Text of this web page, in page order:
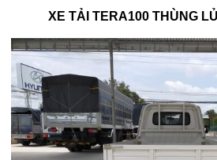
XE TẢI TERA100 THÙNG